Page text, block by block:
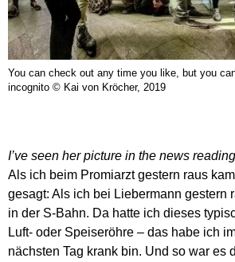
You can check out any time you like, but you
incognito © Kai von Kröcher, 2019
I’ve seen her picture in the news
Als ich beim Promiarzt gestern raus
gesagt: Als ich bei Liebermann gestern
in der S-Bahn. Da hatte ich dieses
Luft- oder Speiseröhre – das habe ich
nächsten Tag krank bin. Und so war es